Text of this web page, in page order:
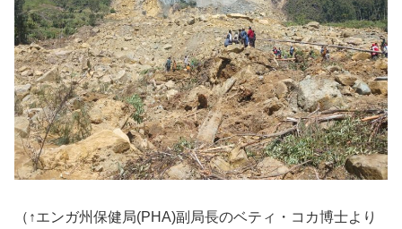
（↑エンガ州保健局(PHA)副局長のベティ・コカ博士より